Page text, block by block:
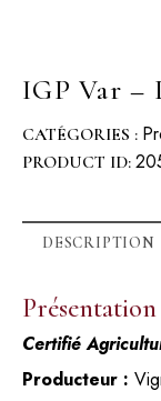
IGP Var –
CATÉGORIES :
PRODUCT ID:
DESCRIPTION
Présentation
Certifié
Producteur :